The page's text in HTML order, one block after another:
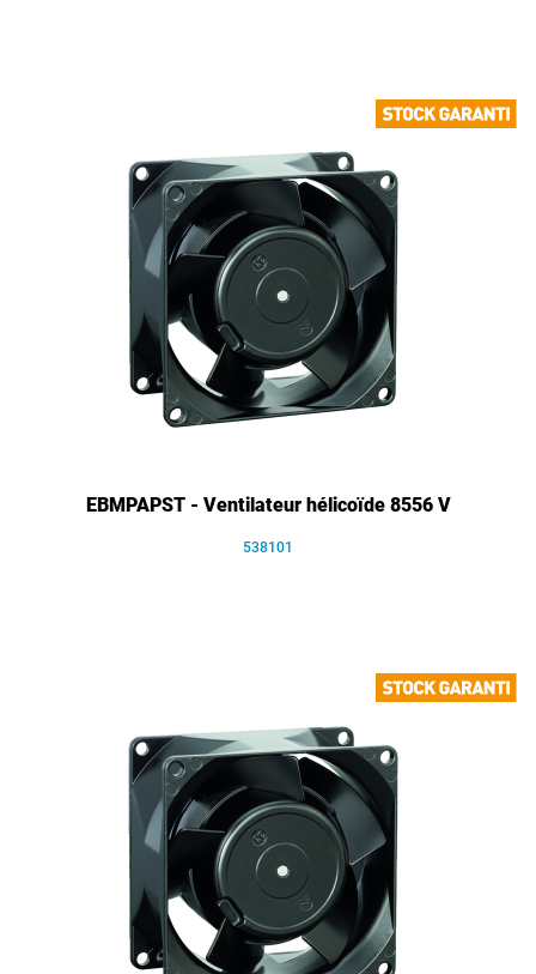
EBMPAPST - Ventilateur hélicoïde 8556 V
538101